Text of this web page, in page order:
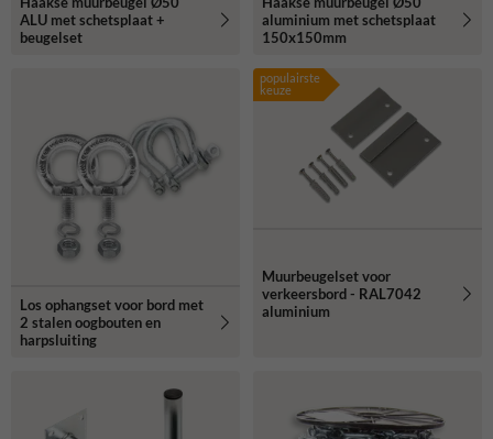
ALU met schetsplaat +
beugelset
aluminium met schetsplaat
150x150mm
Los ophangset voor bord met
2 stalen oogbouten en
harpsluiting
populairste
keuze
Muurbeugelset voor
verkeersbord - RAL7042
aluminium